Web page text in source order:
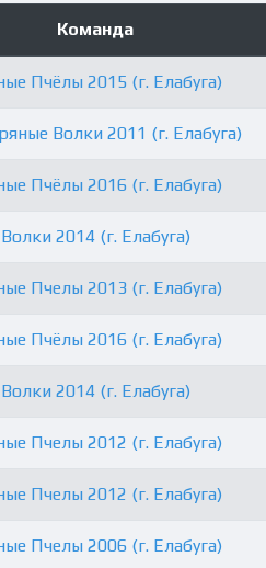
Команда
Пчёлы 2015 (г. Елабуга)
Волки 2011 (г. Елабуга)
Пчёлы 2016 (г. Елабуга)
Волки 2014 (г. Елабуга)
Пчелы 2013 (г. Елабуга)
Пчёлы 2016 (г. Елабуга)
Волки 2014 (г. Елабуга)
Пчелы 2012 (г. Елабуга)
Пчелы 2012 (г. Елабуга)
Пчелы 2006 (г. Елабуга)